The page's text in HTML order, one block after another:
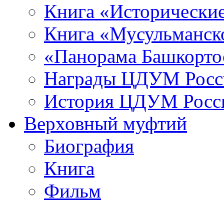
Книга
Книга
«Панорама
Награды ЦДУМ
История ЦДУМ
Верховный муфтий
Биография
Книга
Фильм